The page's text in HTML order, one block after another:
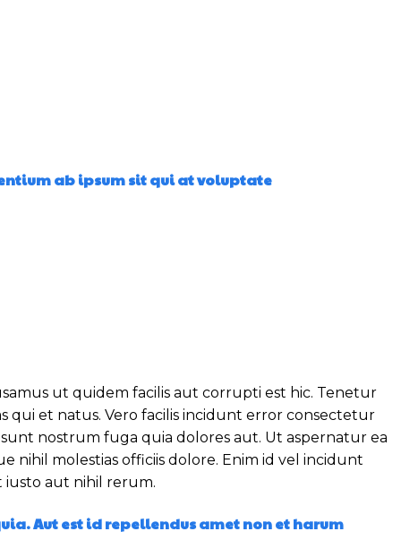
ab ipsum sit qui at voluptate
ut quidem facilis aut corrupti est hic. Tenetur
qui et natus. Vero facilis incidunt error consectetur
nostrum fuga quia dolores aut. Ut aspernatur ea
molestias officiis dolore. Enim id vel incidunt
iusto aut nihil rerum.
Aut est id repellendus amet non et harum